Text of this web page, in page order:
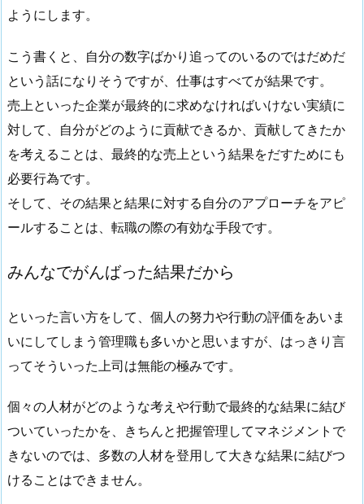
ようにします。
こう書くと、自分の数字ばかり追ってのいるのではだめだ
という話になりそうですが、仕事はすべてが結果です。
売上といった企業が最終的に求めなければいけない実績に
対して、自分がどのように貢献できるか、貢献してきたか
を考えることは、最終的な売上という結果をだすためにも
必要行為です。
そして、その結果と結果に対する自分のアプローチをアピ
ールすることは、転職の際の有効な手段です。
みんなでがんばった結果だから
といった言い方をして、個人の努力や行動の評価をあいま
いにしてしまう管理職も多いかと思いますが、はっきり言
ってそういった上司は無能の極みです。
個々の人材がどのような考えや行動で最終的な結果に結び
ついていったかを、きちんと把握管理してマネジメントで
きないのでは、多数の人材を登用して大きな結果に結びつ
けることはできません。